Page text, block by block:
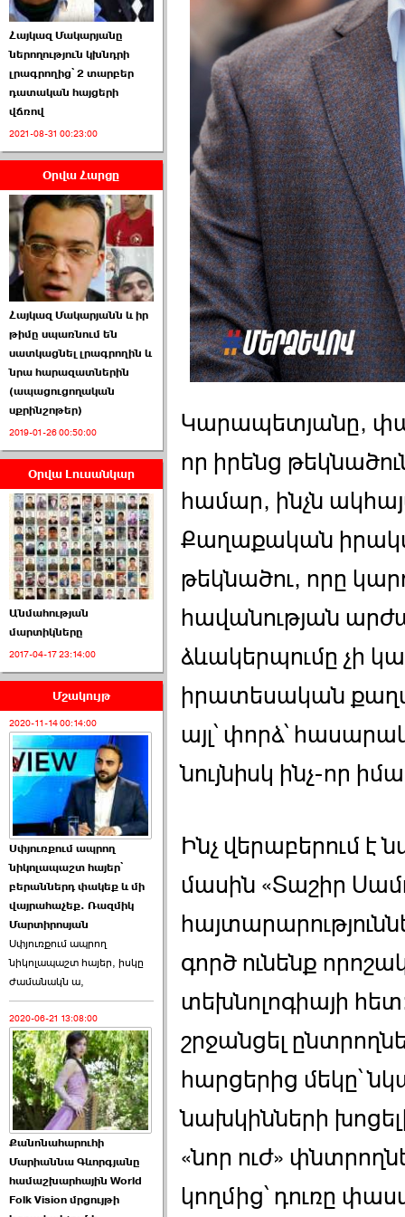
ՏԵՍԱՆՅՈՒԹ․ Ի՞նչ
իրավիճակ է այս ›››
2026-07-04 10:40:00
Սահմանադրական
դատարանը մերժեց ›››
2026-07-02 00:39:00
ՈՒՂԻՂ․ ԱԺ-ն
Կառավարության ›››
2026-07-01 00:52:00
ՍԴ-ն հուլիսի 1-ին
կհեռանա ›››
2026-07-01 00:08:00
Աննա Վարդապետյանն
ուղերձ է հղել ›››
2026-06-25 23:21:00
Պաշտոնակռիվը սկսված
է. «Հրապարակ» ›››
2026-06-25 17:13:00
ԱԺ նախագահի
Հայկազ Մակարյանը
ներողություն կխնդրի
լրագրողից՝ 2 տարբեր
դատական հայցերի
վճռով
2021-08-31 00:23:00
Օրվա Հարցը
Հայկազ Մակարյանն և իր
թիմը սպառնում են
սատկացնել լրագրողին և
նրա հարազատներին
(ապացուցողական
սքրինշոթեր)
2019-01-26 00:50:00
Օրվա Լուսանկար
Անմահության
մարտիկները
2017-04-17 23:14:00
Մշակույթ
2020-11-14 00:14:00
Սփյուռքում ապրող
նիկոլապաշտ հայեր՝
բերաններդ փակեք և մի
վայրահաչեք. Ռազմիկ
Մարտիրոսյան
Սփյուռքում ապրող
նիկոլապաշտ հայեր, իսկը
ժամանակն ա,
2020-06-21 13:08:00
Քանոնահարուհի
Մարիաննա Գևորգյանը
համաշխարհային World
Folk Vision մրցույթի
Կարապետյանը,
որ իրենց
համար, ինչն
Քաղաքական
թեկնածու, որը
հավանության
ձևակերպումը չի
իրատեսական
այլ՝ փորձ՝
նույնիսկ ինչ-որ
Ինչ վերաբերում է
մասին «Տաշիր
գործ ունենք
տեխնոլոգիայի
շրջանցել
հարցերից մեկը՝
նախկինների
«նոր ուժ»
կողմից՝ դուռը